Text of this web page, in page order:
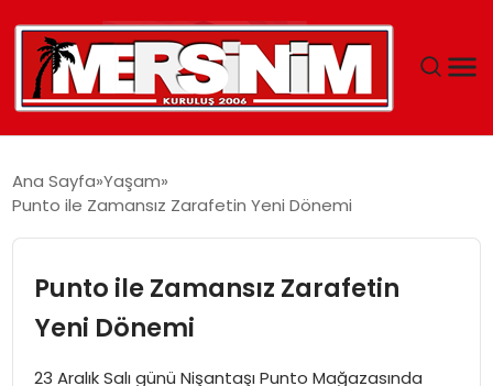
GÜNCEL
SAĞLIK
Ana Sayfa Yaşam
Punto ile Zamansız Zarafetin Yeni Dönemi
Punto ile Zamansız Zarafetin
Yeni Dönemi
23 Aralık Salı günü Nişantaşı Punto Mağazasında